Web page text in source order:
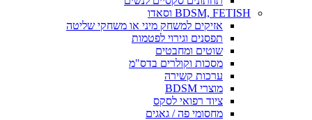
BDSM, FETISH וסאדו
אזיקים למשחק מיני או משחקי שליטה
תפסנים וגירוי לפטמות
שוטים ומחבטים
מסכות וקולרים בדס"מ
ערכות קשירה
מוצרי BDSM
ציוד רפואי לסקס
מחסומי פה / גאגים